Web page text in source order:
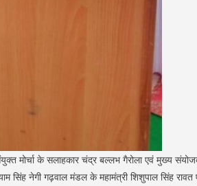
मोर्चा के सलाहकार चंद्र बल्लभ गैरोला एवं मुख्य
सिंह नेगी गढ़वाल मंडल के महामंत्री शिशुपाल सिंह